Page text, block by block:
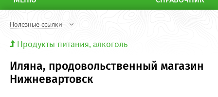
Полезные ссылки
Продукты питания, алкоголь
Иляна, продовольственный магазин
Нижневартовск